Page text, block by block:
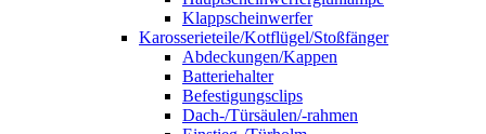
Klappscheinwerfer
Karosserieteile/Kotflügel/Stoßfänger
Abdeckungen/Kappen
Batteriehalter
Befestigungsclips
Dach-/Türsäulen/-rahmen